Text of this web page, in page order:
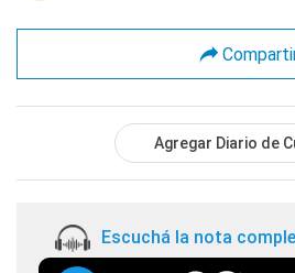
Agregar Diario de
Escuchá la nota